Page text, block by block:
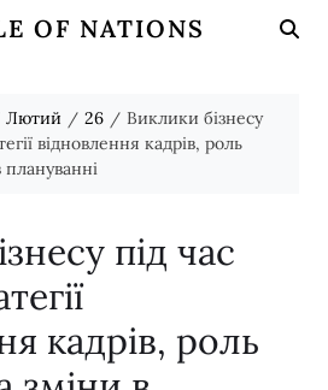
OF NATIONS
Лютий 26
Виклики бізнесу
відновлення кадрів, роль
під час
кадрів, роль